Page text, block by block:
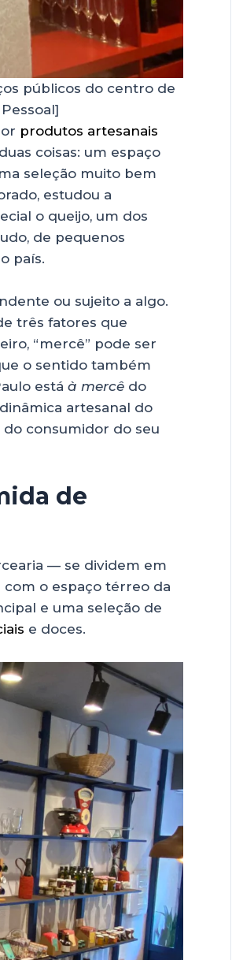
públicos do centro de
produtos artesanais
coisas: um espaço
seleção muito bem
estudou a
o queijo, um dos
de pequenos
país.
ou sujeito a algo.
três fatores que
“mercê” pode ser
o sentido também
está à mercê do
artesanal do
consumidor do seu
de
— se dividem em
o espaço térreo da
e uma seleção de
e doces.